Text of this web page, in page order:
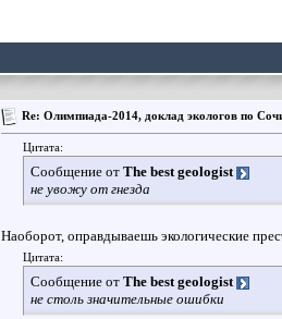
Re: Олимпиада-2014, доклад экологов по
Цитата:
Сообщение от The best geologist
не увожу от гнезда
Наоборот, оправдываешь экологические
Цитата:
Сообщение от The best geologist
не столь значительные ошибки